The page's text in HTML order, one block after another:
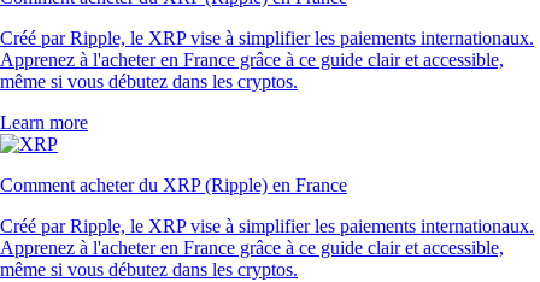
Créé par Ripple, le XRP vise à simplifier les paiements internationaux.
Apprenez à l'acheter en France grâce à ce guide clair et accessible,
même si vous débutez dans les cryptos.
Learn more
Comment acheter du XRP (Ripple) en France
Créé par Ripple, le XRP vise à simplifier les paiements internationaux.
Apprenez à l'acheter en France grâce à ce guide clair et accessible,
même si vous débutez dans les cryptos.